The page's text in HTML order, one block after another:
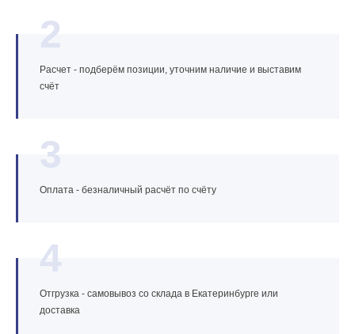
2
Расчет - подберём позиции, уточним наличие и выставим
счёт
3
Оплата - безналичный расчёт по счёту
4
Отгрузка - самовывоз со склада в Екатеринбурге или
доставка